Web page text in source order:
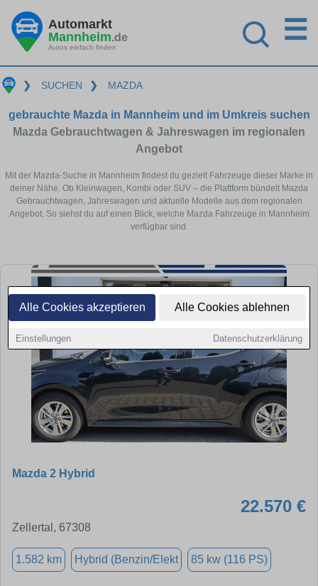
Alle Cookies akzeptieren Alle Cookies ablehnen
Einstellungen Datenschutzerklärung
Automarkt
Mannheim.de
Autos einfach finden
☰
❯ SUCHEN ❯ MAZDA
gebrauchte Mazda in Mannheim und im Umkreis suchen
Mazda Gebrauchtwagen & Jahreswagen im regionalen
Angebot
Mit der Mazda-Suche in Mannheim findest du gezielt Fahrzeuge dieser Marke in
deiner Nähe. Ob Kleinwagen, Kombi oder SUV – die Plattform bündelt Mazda
Gebrauchtwagen, Jahreswagen und aktuelle Modelle aus dem regionalen
Angebot. So siehst du auf einen Blick, welche Mazda Fahrzeuge in Mannheim
verfügbar sind.
Mazda 2 Hybrid
22.570 €
Zellertal, 67308
1.582 km Hybrid (Benzin/Elekt 85 kw (116 PS)